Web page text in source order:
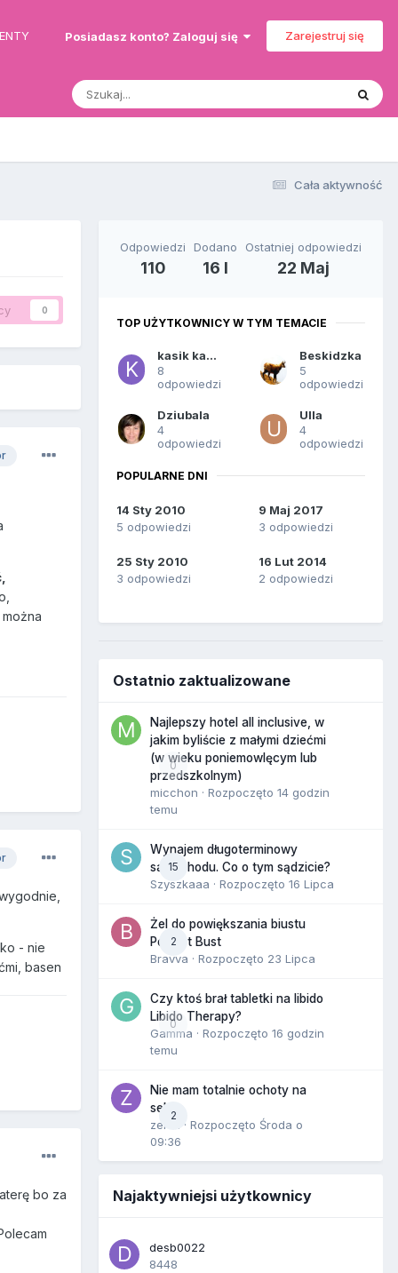
Posiadasz konto? Zaloguj się Zarejestruj się
Cała aktywność
0
- nie
basen
bo za
Odpowiedzi
110
Dodano
16 l
Ostatniej odpowiedzi
22 Maj
TOP UŻYTKOWNICY W TYM TEMACIE
kasik kasik
8
odpowiedzi
Beskidzka
5
odpowiedzi
Dziubala
4
odpowiedzi
Ulla
4
odpowiedzi
POPULARNE DNI
14 Sty 2010
5 odpowiedzi
9 Maj 2017
3 odpowiedzi
25 Sty 2010
3 odpowiedzi
16 Lut 2014
2 odpowiedzi
Ostatnio zaktualizowane
0
Najlepszy hotel all inclusive, w
jakim byliście z małymi dziećmi
(w wieku poniemowlęcym lub
przedszkolnym)
micchon · Rozpoczęto 14 godzin
temu
15
Wynajem długoterminowy
samochodu. Co o tym sądzicie?
Szyszkaaa · Rozpoczęto 16 Lipca
2
Żel do powiększania biustu
Perfect Bust
Bravva · Rozpoczęto 23 Lipca
0
Czy ktoś brał tabletki na libido
Libido Therapy?
Gamma · Rozpoczęto 16 godzin
temu
2
Nie mam totalnie ochoty na
seks
zenla
· Rozpoczęto Środa o
09:36
Najaktywniejsi użytkownicy
desb0022
8448